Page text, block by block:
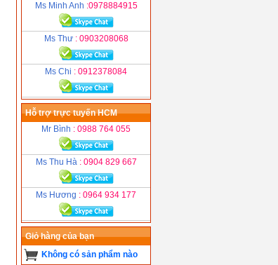
Ms Minh Anh :0978884915
Ms Thư : 0903208068
Ms Chi : 0912378084
Hỗ trợ trực tuyến HCM
Mr Bình : 0988 764 055
Ms Thu Hà : 0904 829 667
Ms Hương : 0964 934 177
Giỏ hàng của bạn
Không có sản phẩm nào